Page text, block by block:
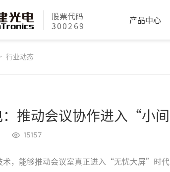
股票代码
300269
产品中心
行业动态
：推动会议协作进入“小
15157
术，能够推动会议室真正进入“无忧大屏”时